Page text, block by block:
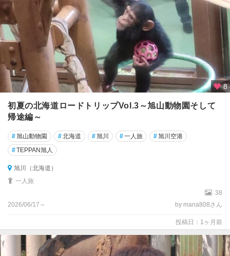
8
初夏の北海道ロードトリップVol.3～旭山動物園そして
帰途編～
#旭山動物園 #北海道 #旭川 #一人旅 #旭川空港
#TEPPAN旭人
旭川（北海道）
一人旅
38
2026/06/17～
by mana808さん
投稿日：1ヶ月前